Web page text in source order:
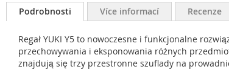
Podrobnosti Více informací Recenze
Regał YUKI Y5 to nowoczesne i funkcjonalne
przechowywania i eksponowania różnych
znajdują się trzy przestronne szuflady na